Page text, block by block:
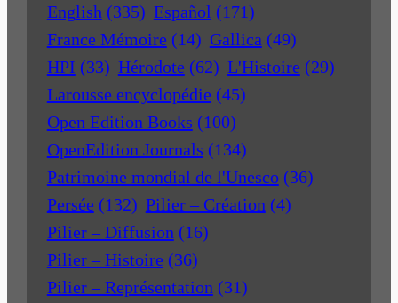
English (335) Español (171)
France Mémoire (14) Gallica (49)
HPI (33) Hérodote (62) L'Histoire (29)
Larousse encyclopédie (45)
Open Edition Books (100)
OpenEdition Journals (134)
Patrimoine mondial de l'Unesco (36)
Persée (132) Pilier – Création (4)
Pilier – Diffusion (16)
Pilier – Histoire (36)
Pilier – Représentation (31)